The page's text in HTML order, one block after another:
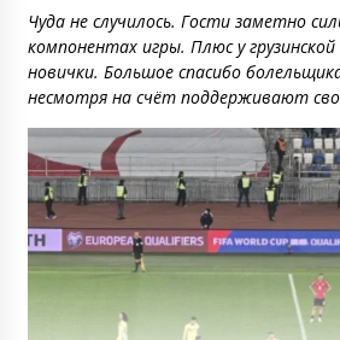
Чуда не случилось. Гости заметно
компонентах игры. Плюс у
новички. Большое спасибо
несмотря на счёт поддерживают